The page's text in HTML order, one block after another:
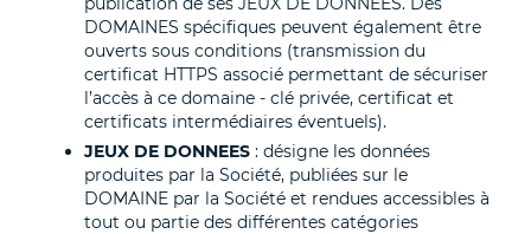
DOMAINES spécifiques peuvent également être
ouverts sous conditions (transmission du
certificat HTTPS associé permettant de sécuriser
l’accès à ce domaine - clé privée, certificat et
certificats intermédiaires éventuels).
JEUX DE DONNEES : désigne les données
produites par la Société, publiées sur le
DOMAINE par la Société et rendues accessibles à
tout ou partie des différentes catégories